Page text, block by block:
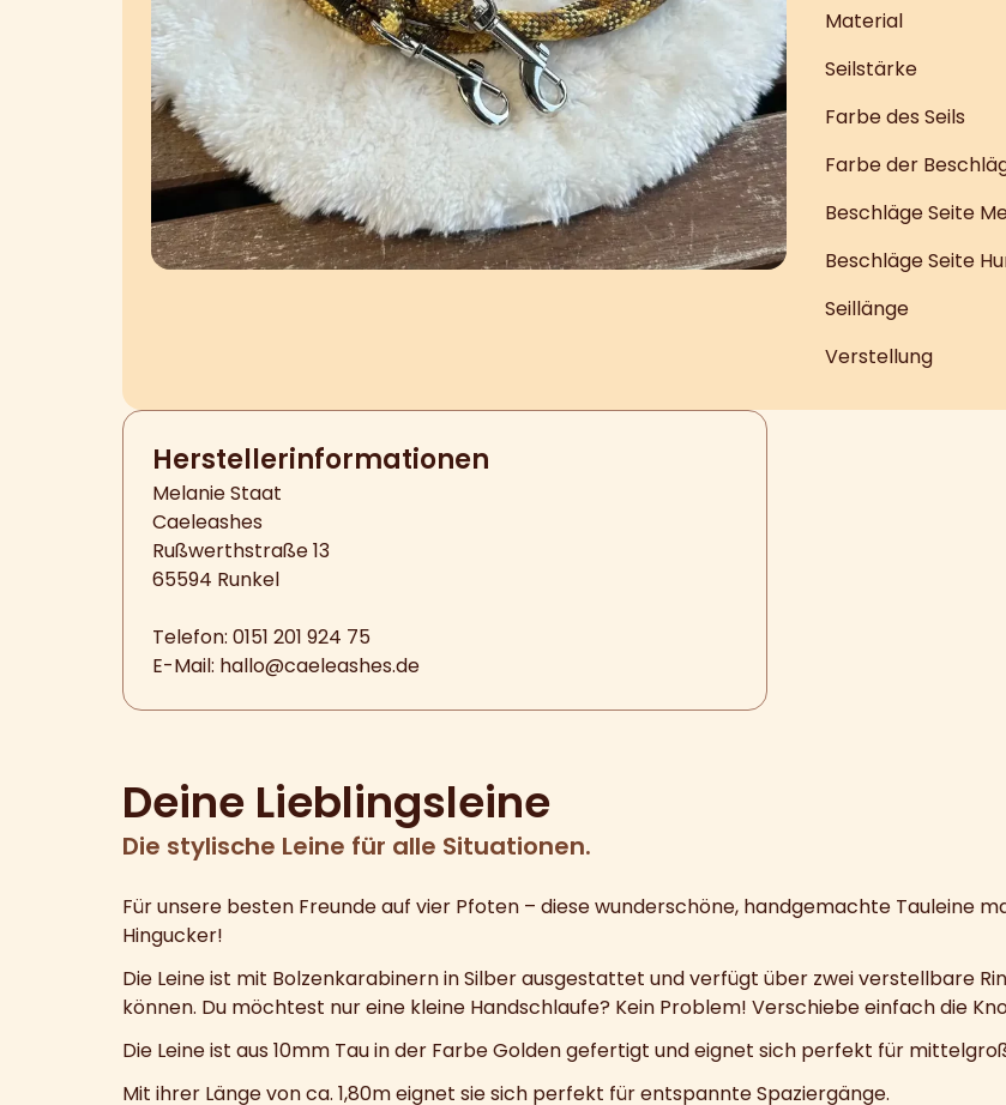
Material
Seilstärke
Farbe des Seils
Farbe der
Beschläge Seite
Beschläge Seite
Seillänge
Verstellung
Hersteller­informationen
Melanie Staat
Caeleashes
Rußwerthstraße 13
65594 Runkel
Telefon: 0151 201 924 75
E-Mail: hallo@caeleashes.de
Deine Lieblingsleine
Die stylische Leine für alle Situationen.
Für unsere besten Freunde auf vier Pfoten – diese wunderschöne, handgemachte Tauleine
Hingucker!
Die Leine ist mit Bolzenkarabinern in Silber ausgestattet und verfügt über zwei verstellbare
können. Du möchtest nur eine kleine Handschlaufe? Kein Problem! Verschiebe einfach die
Die Leine ist aus 10mm Tau in der Farbe Golden gefertigt und eignet sich perfekt für
Mit ihrer Länge von ca. 1,80m eignet sie sich perfekt für entspannte Spaziergänge.